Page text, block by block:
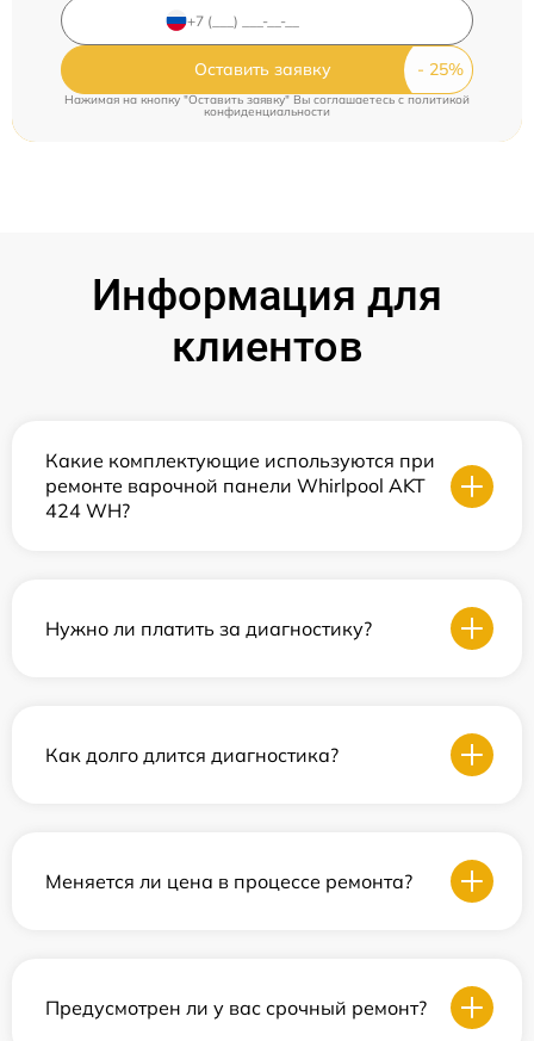
Оставить заявку
Нажимая на кнопку "Оставить заявку" Вы соглашаетесь c политикой
конфиденциальности
Информация для
клиентов
Какие комплектующие используются при
ремонте варочной панели Whirlpool AKT
424 WH?
Нужно ли платить за диагностику?
Как долго длится диагностика?
Меняется ли цена в процессе ремонта?
Предусмотрен ли у вас срочный ремонт?